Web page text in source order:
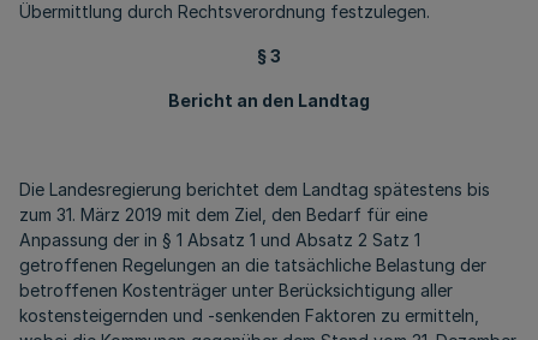
Übermittlung durch Rechtsverordnung festzulegen.
§ 3
Bericht an den Landtag
Die Landesregierung berichtet dem Landtag spätestens bis
zum 31. März 2019 mit dem Ziel, den Bedarf für eine
Anpassung der in § 1 Absatz 1 und Absatz 2 Satz 1
getroffenen Regelungen an die tatsächliche Belastung der
betroffenen Kostenträger unter Berücksichtigung aller
kostensteigernden und -senkenden Faktoren zu ermitteln,